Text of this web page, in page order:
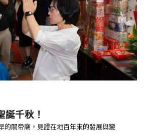
誕千秋！
的關帝廟，見證在地百年來的發展與變